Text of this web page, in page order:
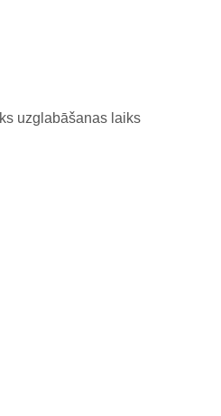
uzglabāšanas laiks